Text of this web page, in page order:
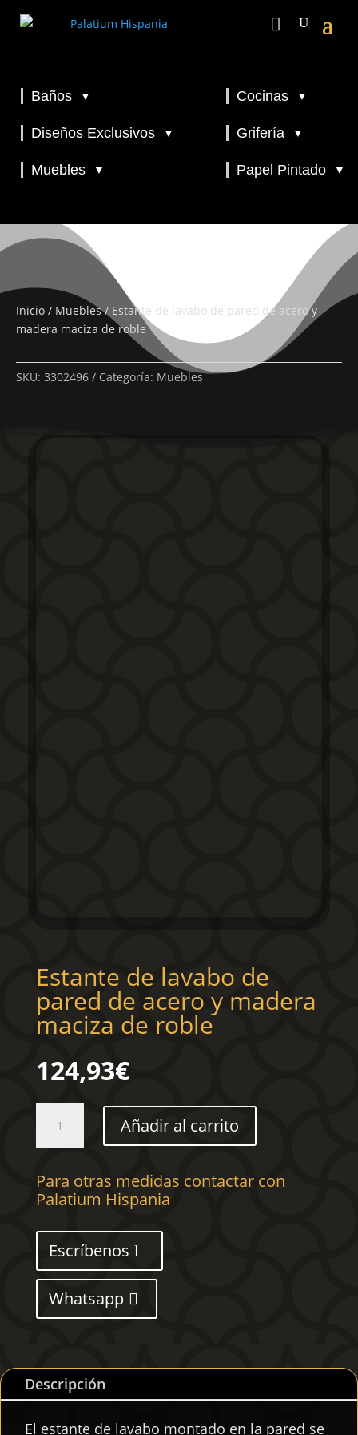
Baños ▼ Cocinas ▼
Diseños Exclusivos ▼ Grifería ▼
Muebles ▼ Papel Pintado ▼
Inicio / Muebles/ Estante de lavabo de pared de acero y
madera maciza de roble
SKU: 3302496 Categoría: Muebles
Estante de lavabo de
pared de acero y madera
maciza de roble
124,93€
lavabo
pared
de
madera
maciza
de
roble
Añadir al carrito
Para otras medidas contactar con
Palatium Hispania
Escríbenos
Whatsapp
Descripción
El estante de lavabo montado en la pared se